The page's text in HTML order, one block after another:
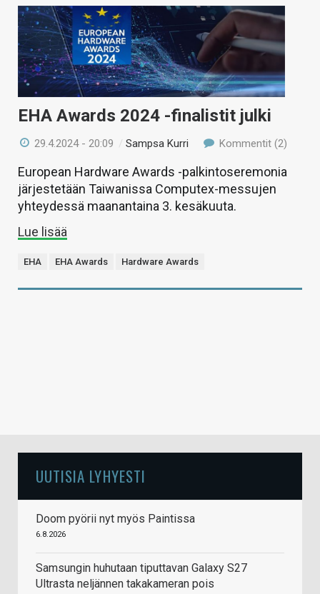
TIETOA
HINTA.FI
KAUPPA
VAIHDA TEEMA
HAKU
EHA Awards 2024 -finalistit julki
29.4.2024 - 20:09 /Sampsa Kurri Kommentit (2)
European Hardware Awards -palkintoseremonia
järjestetään Taiwanissa Computex-messujen
yhteydessä maanantaina 3. kesäkuuta.
Lue lisää
EHA EHA Awards Hardware Awards
UUTISIA LYHYESTI
Doom pyörii nyt myös Paintissa
6.8.2026
Samsungin huhutaan tiputtavan Galaxy S27
Ultrasta neljännen takakameran pois